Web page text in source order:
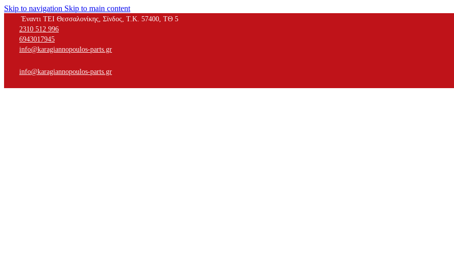
Skip to navigation Skip to main content
Έναντι ΤΕΙ Θεσσαλονίκης, Σίνδος, Τ.Κ. 57400, ΤΘ 5
2310 512 996
6943017945
info@karagiannopoulos-parts.gr
info@karagiannopoulos-parts.gr